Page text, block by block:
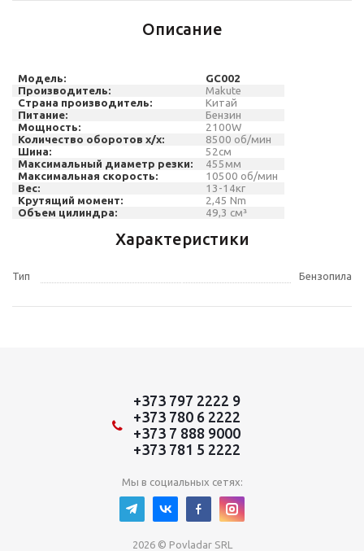
Описание
Модель:
GC002
Производитель:
Makute
Страна производитель:
Китай
Питание:
Бензин
Мощность:
2100W
Количество оборотов х/х: 85 00 об/мин
Шина:
52см
Максимальный диаметр резки:
455мм
Максимальная скорость:
10500 об/мин
Вес:
13-14кг
Крутящий момент:
2,45 Nm
Объем цилиндра:
49,3 см³
Характеристики
Тип Бензопила
+373 797 2222 9
+373 780 6 2222
+373 7 888 9000
+373 781 5 2222
Мы в социальных сетях:
2026 © Povladar SRL